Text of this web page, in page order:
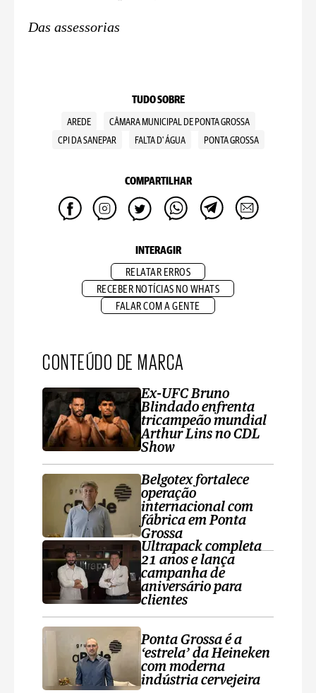
Das assessorias
TUDO SOBRE
AREDE
CÂMARA MUNICIPAL DE PONTA GROSSA
CPI DA SANEPAR
FALTA D' ÁGUA PONTA GROSSA
COMPARTILHAR
INTERAGIR
RELATAR ERROS
RECEBER NOTÍCIAS NO WHATS
FALAR COM A GENTE
CONTEÚDO DE MARCA
Ex-UFC Bruno
Blindado enfrenta
tricampeão mundial
Arthur Lins no CDL
Show
Belgotex fortalece
operação
internacional com
fábrica em Ponta
Grossa
Ultrapack completa
21 anos e lança
campanha de
aniversário para
clientes
Ponta Grossa é a
‘estrela’ da Heineken
com moderna
indústria cervejeira